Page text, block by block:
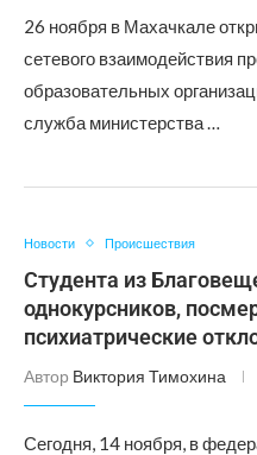
26 ноября в Махачкале
сетевого взаимодействия
образовательных
служба министерства …
Новости Происшествия
Студента из
однокурсников,
психиатрические
Автор Виктория Тимохина
Сегодня, 14 ноября, в